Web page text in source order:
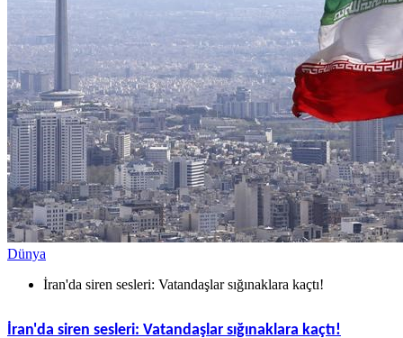
Dünya
İran'da siren sesleri: Vatandaşlar sığınaklara kaçtı!
İran'da siren sesleri: Vatandaşlar sığınaklara kaçtı!